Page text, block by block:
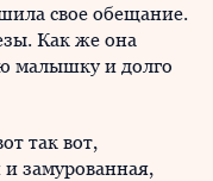
свое обещание.
Как же она
малышку и долго
так вот,
замурованная,